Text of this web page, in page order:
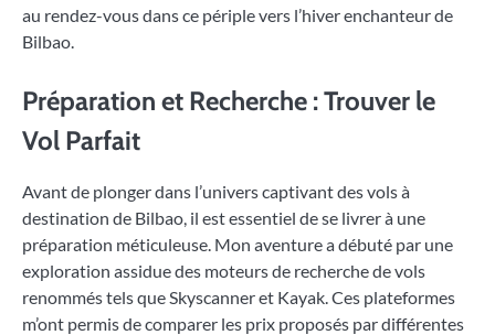
au rendez-vous dans ce périple vers l’hiver enchanteur de
Bilbao.
Préparation et Recherche : Trouver le
Vol Parfait
Avant de plonger dans l’univers captivant des vols à
destination de Bilbao, il est essentiel de se livrer à une
préparation méticuleuse. Mon aventure a débuté par une
exploration assidue des moteurs de recherche de vols
renommés tels que Skyscanner et Kayak. Ces plateformes
m’ont permis de comparer les prix proposés par différentes